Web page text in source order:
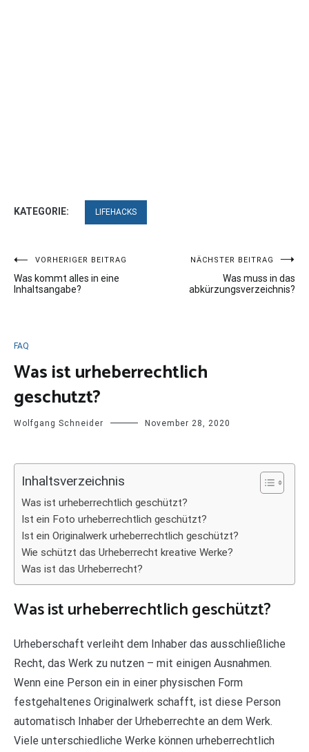
KATEGORIE: LIFEHACKS
Beitragsnavigation
VORHERIGER BEITRAG
Was kommt alles in eine
Inhaltsangabe?
NÄCHSTER BEITRAG
Was muss in das
abkürzungsverzeichnis?
FAQ
Was ist urheberrechtlich
geschutzt?
Wolfgang Schneider November 28, 2020
Inhaltsverzeichnis
Was ist urheberrechtlich geschützt?
Ist ein Foto urheberrechtlich geschützt?
Ist ein Originalwerk urheberrechtlich geschützt?
Wie schützt das Urheberrecht kreative Werke?
Was ist das Urheberrecht?
Was ist urheberrechtlich geschützt?
Urheberschaft verleiht dem Inhaber das ausschließliche
Recht, das Werk zu nutzen – mit einigen Ausnahmen.
Wenn eine Person ein in einer physischen Form
festgehaltenes Originalwerk schafft, ist diese Person
automatisch Inhaber der Urheberrechte an dem Werk.
Viele unterschiedliche Werke können urheberrechtlich